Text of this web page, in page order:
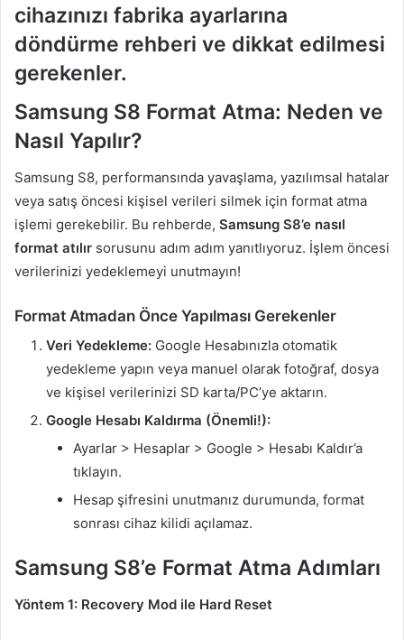
cihazınızı fabrika ayarlarına
döndürme rehberi ve dikkat edilmesi
gerekenler.
Samsung S8 Format Atma: Neden ve
Nasıl Yapılır?
Samsung S8, performansında yavaşlama, yazılımsal hatalar
veya satış öncesi kişisel verileri silmek için format atma
işlemi gerekebilir. Bu rehberde, Samsung S8’e nasıl
format atılır sorusunu adım adım yanıtlıyoruz. İşlem öncesi
verilerinizi yedeklemeyi unutmayın!
Format Atmadan Önce Yapılması Gerekenler
Veri Yedekleme: Google Hesabınızla otomatik
yedekleme yapın veya manuel olarak fotoğraf, dosya
ve kişisel verilerinizi SD karta/PC’ye aktarın.
Google Hesabı Kaldırma (Önemli!):
Ayarlar > Hesaplar > Google > Hesabı Kaldır’a
tıklayın.
Hesap şifresini unutmanız durumunda, format
sonrası cihaz kilidi açılamaz.
Samsung S8’e Format Atma Adımları
Yöntem 1: Recovery Mod ile Hard Reset